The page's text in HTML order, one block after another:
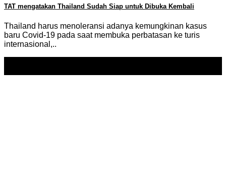
TAT mengatakan Thailand Sudah Siap untuk Dibuka Kembali
Thailand harus menoleransi adanya kemungkinan kasus
baru Covid-19 pada saat membuka perbatasan ke turis
internasional,..